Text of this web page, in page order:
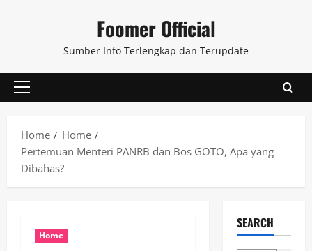
Foomer Official
Sumber Info Terlengkap dan Terupdate
Primary
Home
Home
Pertemuan Menteri PANRB dan Bos GOTO, Apa yang
Dibahas?
Home
SEARCH